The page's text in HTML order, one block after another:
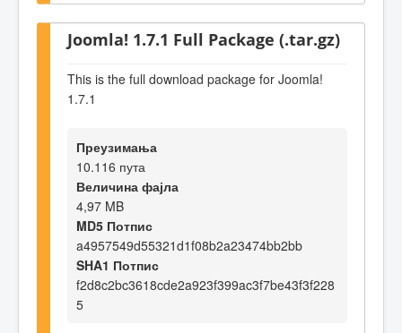
Joomla! 1.7.1 Full Package (.tar.gz)
This is the full download package for Joomla!
1.7.1
Преузимања
10.116 пута
Величина фајла
4,97 MB
MD5 Потпис
a4957549d55321d1f08b2a23474bb2bb
SHA1 Потпис
f2d8c2bc3618cde2a923f399ac3f7be43f3f228
5